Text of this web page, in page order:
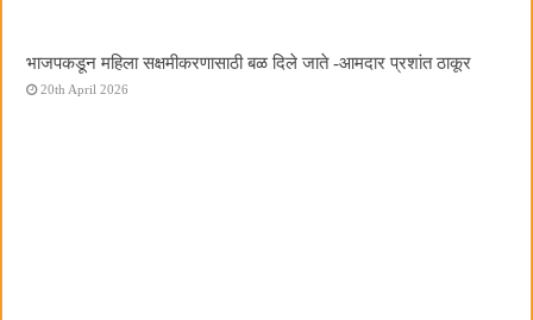
भाजपकडून महिला सक्षमीकरणासाठी बळ दिले जाते -आमदार प्रशांत ठाकूर
20th April 2026